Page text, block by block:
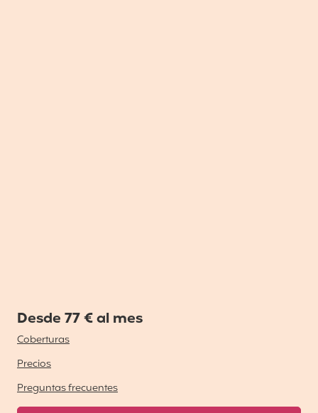
Desde 77 € al mes
Coberturas
Precios
Preguntas frecuentes